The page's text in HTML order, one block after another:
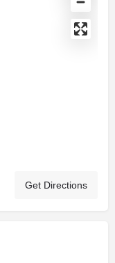
Get Directions